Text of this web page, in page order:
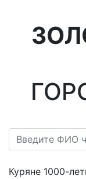
Куряне 1000-